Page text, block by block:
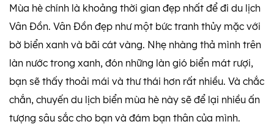
Mùa hè chính là khoảng thời gian đẹp nhất để đi du lịch
Vân Đồn. Vân Đồn đẹp như một bức tranh thủy mặc với
bờ biển xanh và bãi cát vàng. Nhẹ nhàng thả mình trên
làn nước trong xanh, đón những làn gió biển mát rượi,
bạn sẽ thấy thoải mái và thư thái hơn rất nhiều. Và chắc
chắn, chuyến du lịch biển mùa hè này sẽ để lại nhiều ấn
tượng sâu sắc cho bạn và đám bạn thân của mình.